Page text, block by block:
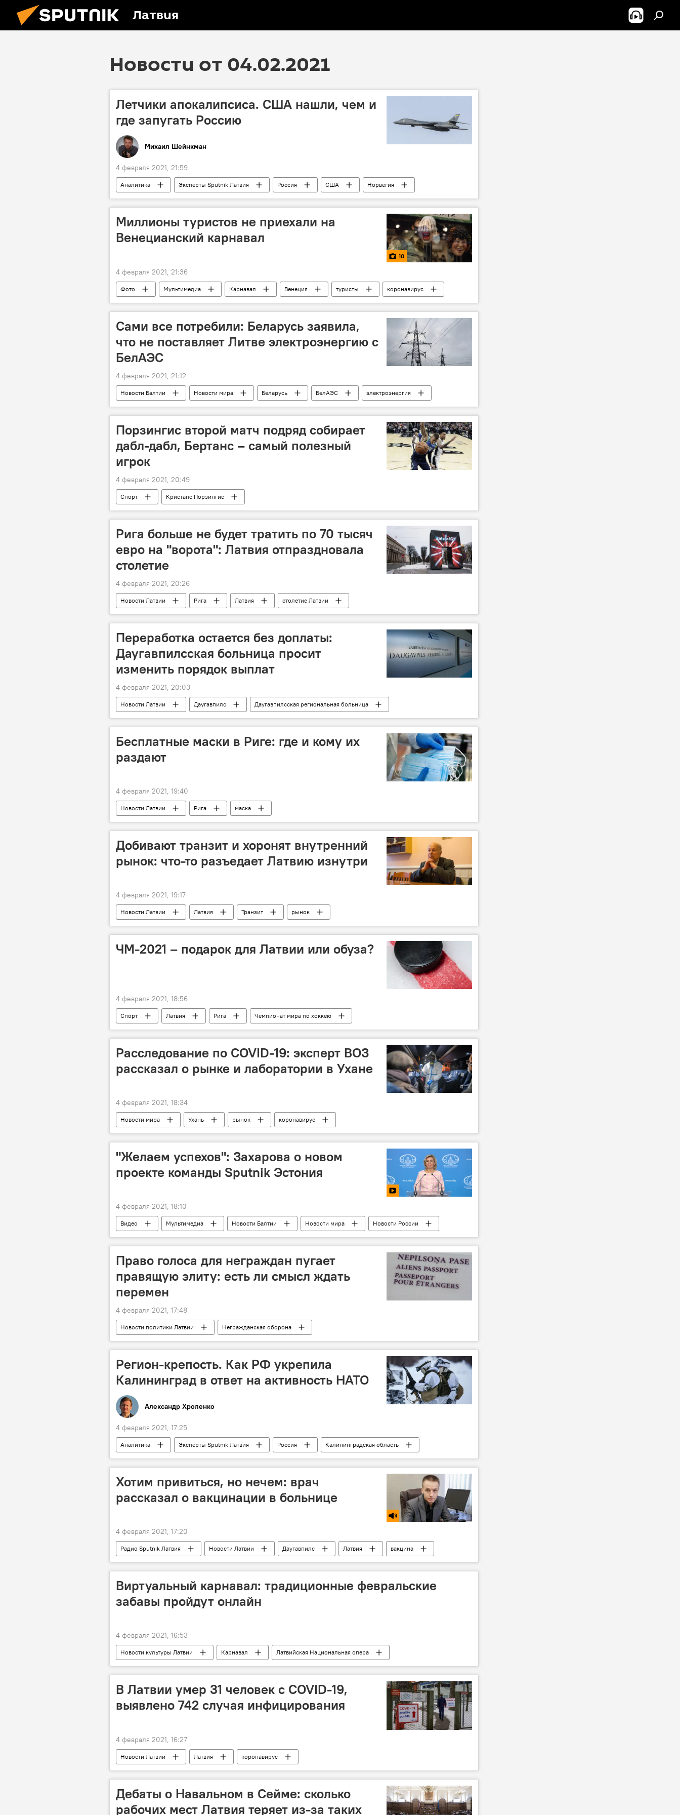
Латвия
Новости от 04.02.2021
Летчики апокалипсиса. США нашли, чем и
где запугать Россию
Михаил Шейнкман
4 февраля 2021, 21:59
Аналитика Эксперты Sputnik Латвия Россия США
Норвегия
бомбардировщики
военная техника военнослужащие безопасность
Миллионы туристов не приехали на
Венецианский карнавал
10
4 февраля 2021, 21:36
Фото Мультимедиа Карнавал Венеция туристы коронавирус
Сами все потребили: Беларусь заявила,
что не поставляет Литве электроэнергию с
БелАЭС
4 февраля 2021, 21:12
Новости Балтии Новости мира Беларусь БелАЭС электроэнергия
Порзингис второй матч подряд собирает
дабл-дабл, Бертанс – самый полезный
игрок
4 февраля 2021, 20:49
Спорт Кристапс Порзингис
Рига больше не будет тратить по 70 тысяч
евро на "ворота": Латвия отпраздновала
столетие
4 февраля 2021, 20:26
Новости Латвии Рига Латвия столетие Латвии
Переработка остается без доплаты:
Даугавпилсская больница просит
изменить порядок выплат
4 февраля 2021, 20:03
Новости Латвии Даугавпилс
Даугавпилсская региональная больница
коронавирус
Бесплатные маски в Риге: где и кому их
раздают
4 февраля 2021, 19:40
Новости Латвии Рига маска
Добивают транзит и хоронят внутренний
рынок: что-то разъедает Латвию изнутри
4 февраля 2021, 19:17
Новости Латвии Латвия Транзит рынок
ЧМ-2021 – подарок для Латвии или обуза?
4 февраля 2021, 18:56
Спорт Латвия Рига Чемпионат мира по хоккею
Расследование по COVID-19: эксперт ВОЗ
рассказал о рынке и лаборатории в Ухане
4 февраля 2021, 18:34
Новости мира Ухань рынок коронавирус
"Желаем успехов": Захарова о новом
проекте команды Sputnik Эстония
4 февраля 2021, 18:10
Видео Мультимедиа Новости Балтии Новости мира
Новости России
Эстония
свобода слова МИД РФ Мария Захарова Елена Черышева
Право голоса для неграждан пугает
правящую элиту: есть ли смысл ждать
перемен
4 февраля 2021, 17:48
Новости политики Латвии Негражданская оборона
Регион-крепость. Как РФ укрепила
Калининград в ответ на активность НАТО
Александр Хроленко
4 февраля 2021, 17:25
Аналитика Эксперты Sputnik Латвия Россия
Калининградская область
оборона
безопасность Минобороны РФ
военнослужащие
Хотим привиться, но нечем: врач
рассказал о вакцинации в больнице
4 февраля 2021, 17:20
Радио Sputnik Латвия Новости Латвии Даугавпилс Латвия
вакцина
коронавирус
медики Даугавпилсская региональная больница
Виртуальный карнавал: традиционные февральские
забавы пройдут онлайн
4 февраля 2021, 16:53
Новости культуры Латвии Карнавал Латвийская Национальная опера
В Латвии умер 31 человек с COVID-19,
выявлено 742 случая инфицирования
4 февраля 2021, 16:27
Новости Латвии Латвия коронавирус
Дебаты о Навальном в Сейме: сколько
рабочих мест Латвия теряет из-за таких